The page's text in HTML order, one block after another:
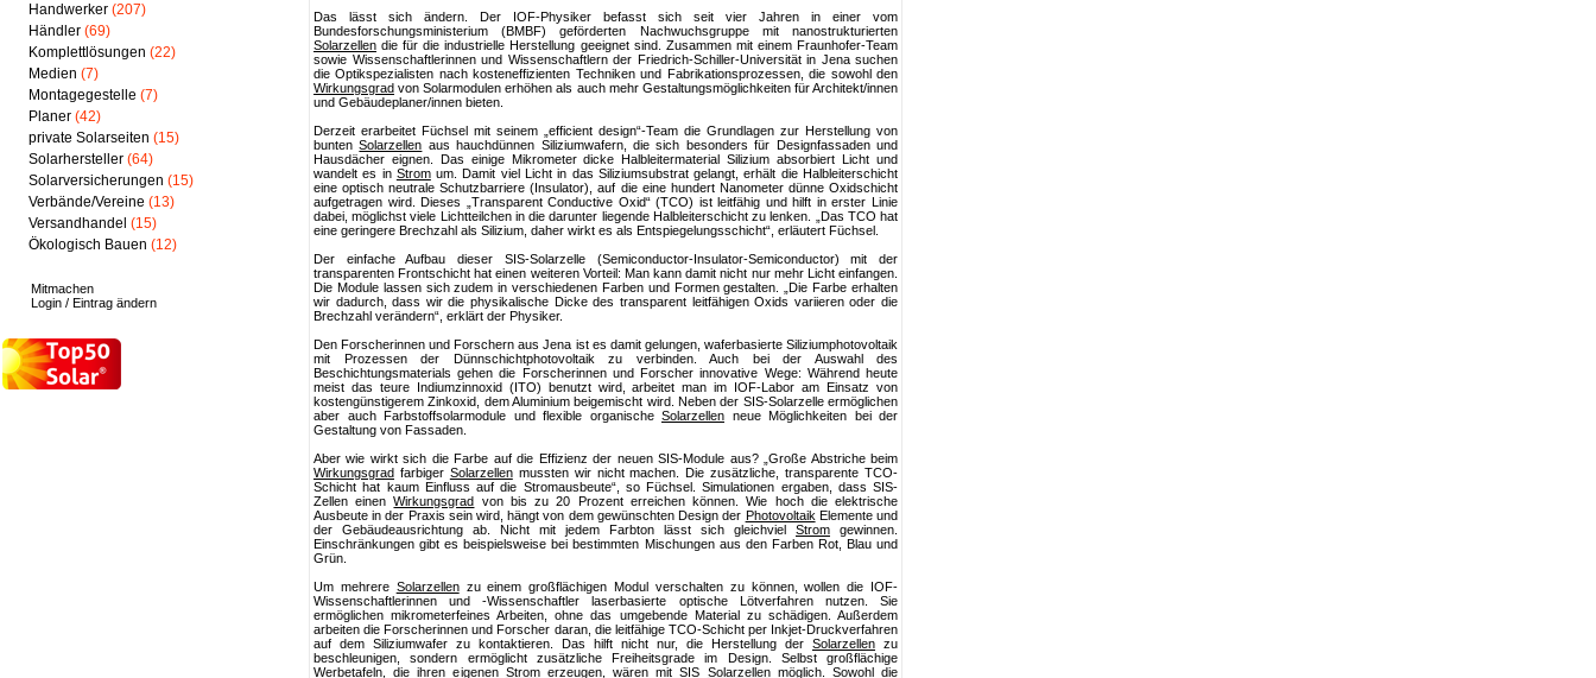
Handwerker (207)
Händler (69)
Komplettlösungen (22)
Medien (7)
Montagegestelle (7)
Planer (42)
private Solarseiten (15)
Solarhersteller (64)
Solarversicherungen (15)
Verbände/Vereine (13)
Versandhandel (15)
Ökologisch Bauen (12)
Mitmachen
Login / Eintrag ändern
Das lässt sich ändern. Der IOF-Physiker befasst sich seit vier Jahren in einer vom
Bundesforschungsministerium (BMBF) geförderten Nachwuchsgruppe mit nanostrukturierten
Solarzellen die für die industrielle Herstellung geeignet sind. Zusammen mit einem Fraunhofer-Team
sowie Wissenschaftlerinnen und Wissenschaftlern der Friedrich-Schiller-Universität in Jena suchen
die Optikspezialisten nach kosteneffizienten Techniken und Fabrikationsprozessen, die sowohl den
Wirkungsgrad von Solarmodulen erhöhen als auch mehr Gestaltungsmöglichkeiten für Architekt/innen
und Gebäudeplaner/innen bieten.
Derzeit erarbeitet Füchsel mit seinem „efficient design“-Team die Grundlagen zur Herstellung von
buntenSolarzellen aus hauchdünnen Siliziumwafern, die sich besonders für Designfassaden und
Hausdächer eignen. Das einige Mikrometer dicke Halbleitermaterial Silizium absorbiert Licht und
wandelt es in Stromum. Damit viel Licht in das Siliziumsubstrat gelangt, erhält die Halbleiterschicht
eine optisch neutrale Schutzbarriere (Insulator), auf die eine hundert Nanometer dünne Oxidschicht
aufgetragen wird. Dieses „Transparent Conductive Oxid“ (TCO) ist leitfähig und hilft in erster Linie
dabei, möglichst viele Lichtteilchen in die darunter liegende Halbleiterschicht zu lenken. „Das TCO hat
eine geringere Brechzahl als Silizium, daher wirkt es als Entspiegelungsschicht“, erläutert Füchsel.
Der einfache Aufbau dieser SIS-Solarzelle (Semiconductor-Insulator-Semiconductor) mit der
transparenten Frontschicht hat einen weiteren Vorteil: Man kann damit nicht nur mehr Licht einfangen.
Die Module lassen sich zudem in verschiedenen Farben und Formen gestalten. „Die Farbe erhalten
wir dadurch, dass wir die physikalische Dicke des transparent leitfähigen Oxids variieren oder die
Brechzahl verändern“, erklärt der Physiker.
Den Forscherinnen und Forschern aus Jena ist es damit gelungen, waferbasierte Siliziumphotovoltaik
mit Prozessen der Dünnschichtphotovoltaik zu verbinden. Auch bei der Auswahl des
Beschichtungsmaterials gehen die Forscherinnen und Forscher innovative Wege: Während heute
meist das teure Indiumzinnoxid (ITO) benutzt wird, arbeitet man im IOF-Labor am Einsatz von
kostengünstigerem Zinkoxid, dem Aluminium beigemischt wird. Neben der SIS-Solarzelle ermöglichen
aber auch Farbstoffsolarmodule und flexible organische Solarzellen neue Möglichkeiten bei der
Gestaltung von Fassaden.
Aber wie wirkt sich die Farbe auf die Effizienz der neuen SIS-Module aus? „Große Abstriche beim
Wirkungsgrad farbiger Solarzellenmussten wir nicht machen. Die zusätzliche, transparente TCO-
Schicht hat kaum Einfluss auf die Stromausbeute“, so Füchsel. Simulationen ergaben, dass SIS-
Zellen einenWirkungsgrad von bis zu 20 Prozent erreichen können. Wie hoch die elektrische
Ausbeute in der Praxis sein wird, hängt von dem gewünschten Design der Photovoltaik Elemente und
der Gebäudeausrichtung ab. Nicht mit jedem Farbton lässt sich gleichviel Strom gewinnen.
Einschränkungen gibt es beispielsweise bei bestimmten Mischungen aus den Farben Rot, Blau und
Grün.
Um mehrere Solarzellenzu einem großflächigen Modul verschalten zu können, wollen die IOF-
Wissenschaftlerinnen und -Wissenschaftler laserbasierte optische Lötverfahren nutzen. Sie
ermöglichen mikrometerfeines Arbeiten, ohne das umgebende Material zu schädigen. Außerdem
arbeiten die Forscherinnen und Forscher daran, die leitfähige TCO-Schicht per Inkjet-Druckverfahren
auf dem Siliziumwafer zu kontaktieren. Das hilft nicht nur, die Herstellung der Solarzellen zu
beschleunigen, sondern ermöglicht zusätzliche Freiheitsgrade im Design. Selbst großflächige
Werbetafeln, die ihren eigenen Stromerzeugen, wären mit SIS Solarzellenmöglich. Sowohl die